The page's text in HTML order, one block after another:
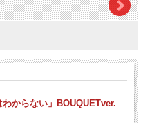
からない」BOUQUETver.